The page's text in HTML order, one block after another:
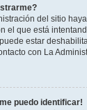
del sitio
el que está
estar
con La
puedo identificar!